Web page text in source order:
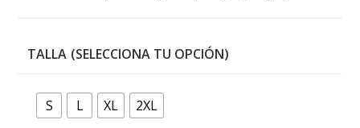
TALLA
S L XL 2XL